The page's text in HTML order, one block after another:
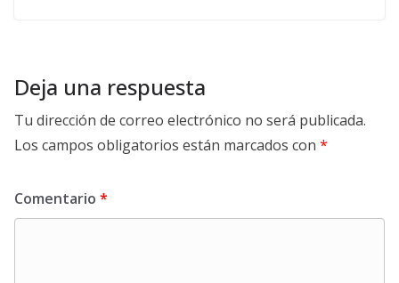
Deja una respuesta
Tu dirección de correo electrónico no será publicada.
Los campos obligatorios están marcados con *
Comentario *